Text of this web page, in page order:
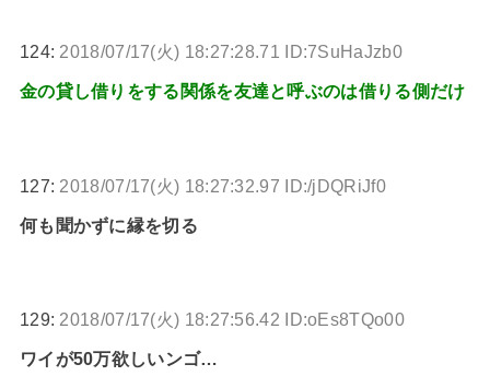
124: 2018/07/17(火) 18:27:28.71 ID:7SuHaJzb0
金の貸し借りをする関係を友達と呼ぶのは借りる側だけ
127: 2018/07/17(火) 18:27:32.97 ID:/jDQRiJf0
何も聞かずに縁を切る
129: 2018/07/17(火) 18:27:56.42 ID:oEs8TQo00
ワイが50万欲しいンゴ…